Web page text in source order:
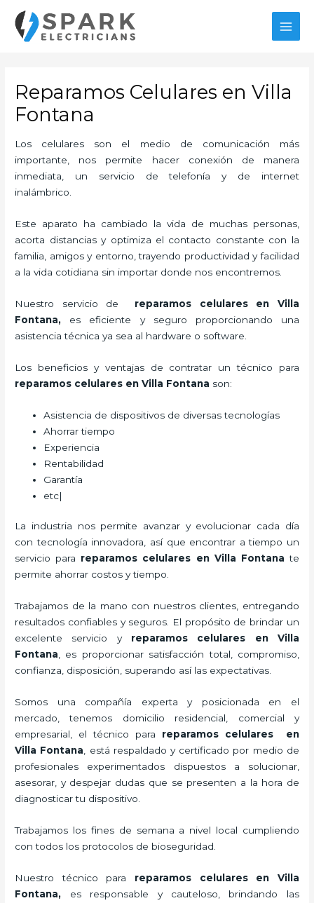
contenido
Reparamos Celulares en Villa
Fontana
Los celulares son el medio de comunicación más
importante, nos permite hacer conexión de manera
inmediata, un servicio de telefonía y de internet
inalámbrico.
Este aparato ha cambiado la vida de muchas personas,
acorta distancias y optimiza el contacto constante con la
familia, amigos y entorno, trayendo productividad y facilidad
a la vida cotidiana sin importar donde nos encontremos.
Nuestro servicio de reparamos celulares en Villa
Fontana, es eficiente y seguro proporcionando una
asistencia técnica ya sea al hardware o software.
Los beneficios y ventajas de contratar un técnico para
reparamos celulares en Villa Fontana son:
Asistencia de dispositivos de diversas tecnologías
Ahorrar tiempo
Experiencia
Rentabilidad
Garantía
etc|
La industria nos permite avanzar y evolucionar cada día
con tecnología innovadora, así que encontrar a tiempo un
servicio para reparamos celulares en Villa Fontana te
permite ahorrar costos y tiempo.
Trabajamos de la mano con nuestros clientes, entregando
resultados confiables y seguros. El propósito de brindar un
excelente servicio y reparamos celulares en Villa
Fontana , es proporcionar satisfacción total, compromiso,
confianza, disposición, superando así las expectativas.
Somos una compañía experta y posicionada en el
mercado, tenemos domicilio residencial, comercial y
empresarial, el técnico para reparamos celulares en
Villa Fontana , está respaldado y certificado por medio de
profesionales experimentados dispuestos a solucionar,
asesorar, y despejar dudas que se presenten a la hora de
diagnosticar tu dispositivo.
Trabajamos los fines de semana a nivel local cumpliendo
con todos los protocolos de bioseguridad.
Nuestro técnico para reparamos celularesen Villa
Fontana, es responsable y cauteloso, brindando las